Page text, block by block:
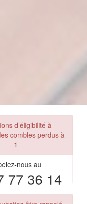
d’éligibilité à
combles perdus à
1
nous au
77 36 14